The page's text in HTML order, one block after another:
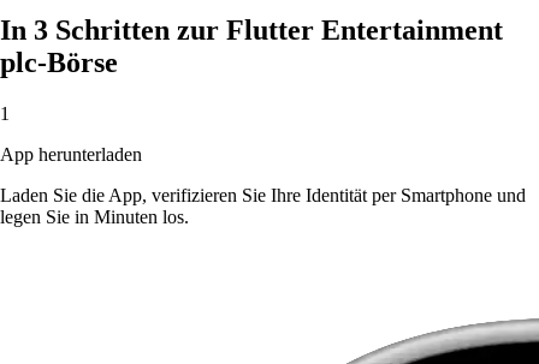
In 3 Schritten zur Flutter Entertainment
plc-Börse
1
App herunterladen
Laden Sie die App, verifizieren Sie Ihre Identität per Smartphone und
legen Sie in Minuten los.